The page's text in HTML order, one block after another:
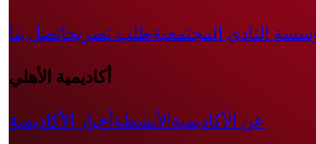
النادي المجتمعيةطلب تصريحاتصل بنا
أكاديمية الأهلي
عن الأكاديمية الأنشطة أخبار الأكاديمية